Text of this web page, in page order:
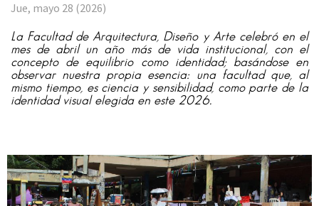
Jue, mayo 28 (2026)
La Facultad de Arquitectura, Diseño y Arte celebró en el
mes de abril un año más de vida institucional, con el
concepto de equilibrio como identidad; basándose en
observar nuestra propia esencia: una facultad que, al
mismo tiempo, es ciencia y sensibilidad, como parte de la
identidad visual elegida en este 2026.